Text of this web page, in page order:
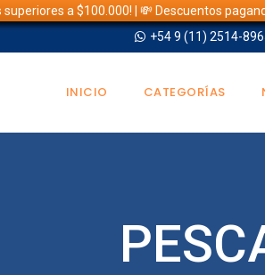
superiores a $100.000! | 💸 Descuentos
+54 9 (11) 2514-
INICIO CATEGORÍAS